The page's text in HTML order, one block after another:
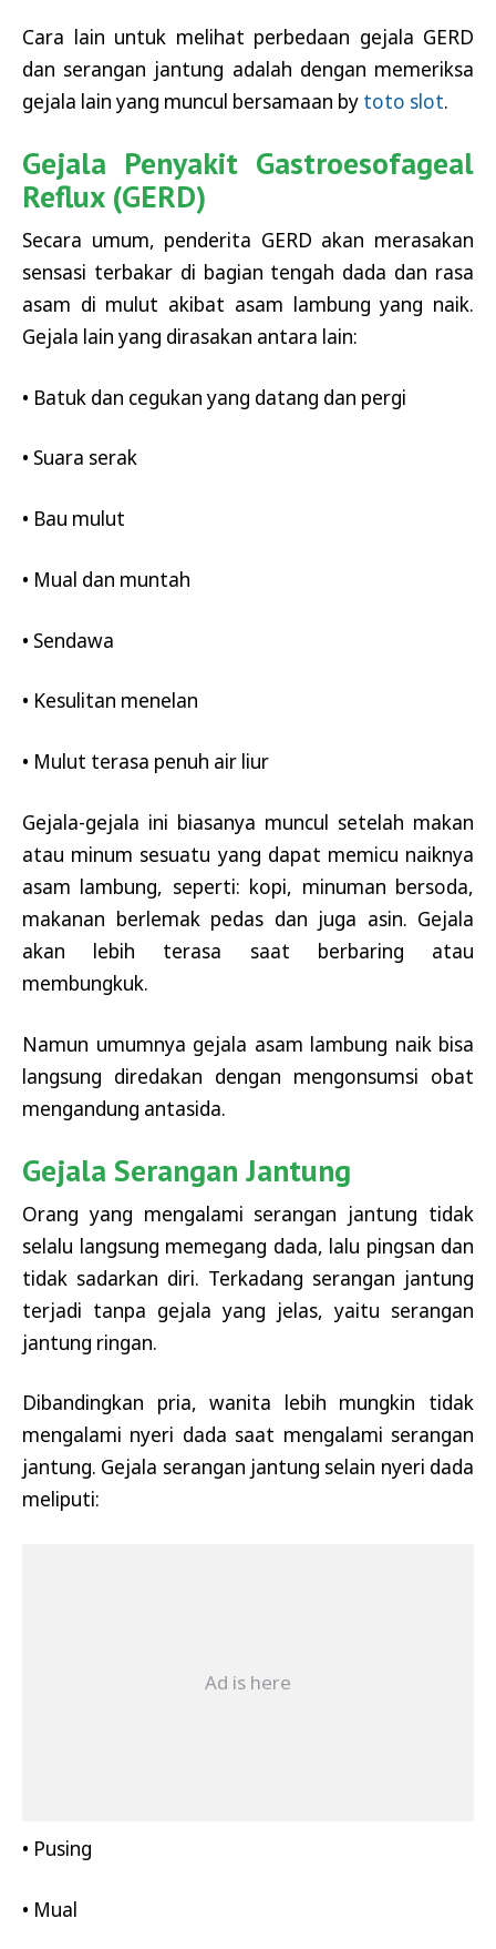
Cara lain untuk melihat perbedaan gejala GERD
dan serangan jantung adalah dengan memeriksa
gejala lain yang muncul bersamaan by toto slot.
Gejala Penyakit Gastroesofageal
Reflux (GERD)
Secara umum, penderita GERD akan merasakan
sensasi terbakar di bagian tengah dada dan rasa
asam di mulut akibat asam lambung yang naik.
Gejala lain yang dirasakan antara lain:
• Batuk dan cegukan yang datang dan pergi
• Suara serak
• Bau mulut
• Mual dan muntah
• Sendawa
• Kesulitan menelan
• Mulut terasa penuh air liur
Gejala-gejala ini biasanya muncul setelah makan
atau minum sesuatu yang dapat memicu naiknya
asam lambung, seperti: kopi, minuman bersoda,
makanan berlemak pedas dan juga asin. Gejala
akan lebih terasa saat berbaring atau
membungkuk.
Namun umumnya gejala asam lambung naik bisa
langsung diredakan dengan mengonsumsi obat
mengandung antasida.
Gejala Serangan Jantung
Orang yang mengalami serangan jantung tidak
selalu langsung memegang dada, lalu pingsan dan
tidak sadarkan diri. Terkadang serangan jantung
terjadi tanpa gejala yang jelas, yaitu serangan
jantung ringan.
Dibandingkan pria, wanita lebih mungkin tidak
mengalami nyeri dada saat mengalami serangan
jantung. Gejala serangan jantung selain nyeri dada
meliputi:
• Pusing
• Mual